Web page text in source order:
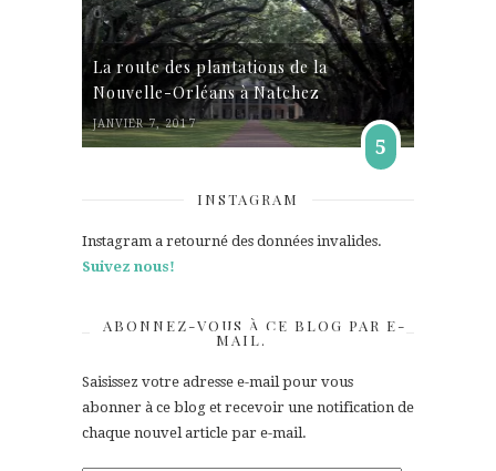
La route des plantations de la
Nouvelle-Orléans à Natchez
JANVIER 7, 2017
5
INSTAGRAM
Instagram a retourné des données invalides.
Suivez nous!
ABONNEZ-VOUS À CE BLOG PAR E-
MAIL.
Saisissez votre adresse e-mail pour vous
abonner à ce blog et recevoir une notification de
chaque nouvel article par e-mail.